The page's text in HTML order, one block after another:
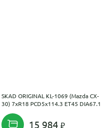
SKAD ORIGINAL KL-1069 (Mazda CX-
30) 7xR18 PCD5x114.3 ET45 DIA67.1
15 984